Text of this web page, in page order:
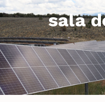
sala